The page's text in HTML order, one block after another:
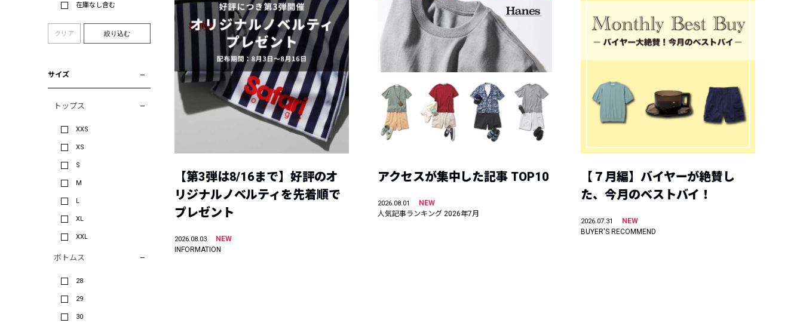
在庫なし含む
クリア 絞り込む
サイズ
トップス
XXS
XS
S
M
L
XL
XXL
ボトムス
28
29
30
【第3弾は8/16まで】好評のオ
リジナルノベルティを先着順で
プレゼント
2026.08.03
NEW
INFORMATION
アクセスが集中した記事 TOP10
2026.08.01
NEW
人気記事ランキング 2026年7月
【７月編】バイヤーが絶賛し
た、今月のベストバイ！
2026.07.31
NEW
BUYER'S RECOMMEND